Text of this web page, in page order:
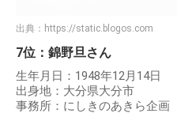
出典： https://static.blogos.com
7位：錦野旦さん
生年月日：1948年12月14日
出身地：大分県大分市
事務所：にしきのあきら企画